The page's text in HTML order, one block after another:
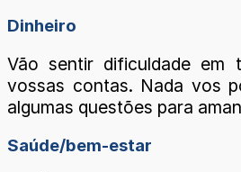
Dinheiro
Vão sentir dificuldade em
vossas contas. Nada vos
algumas questões para
Saúde/bem-estar